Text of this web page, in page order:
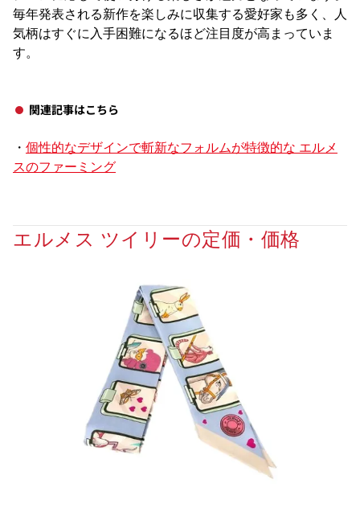
毎年発表される新作を楽しみに収集する愛好家も多く、人
気柄はすぐに入手困難になるほど注目度が高まっていま
す。
関連記事はこちら
・ 個性的なデザインで斬新なフォルムが特徴的な エルメ
スのファーミング
エルメス ツイリーの定価・価格